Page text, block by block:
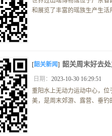
和展览了丰富的瑶族生产生
[韶关新闻] 韶关周末好去
日期： 2023-10-30 16:29:51
重阳水上无动力运动中心，
美，是周末郊游、露营、垂钓